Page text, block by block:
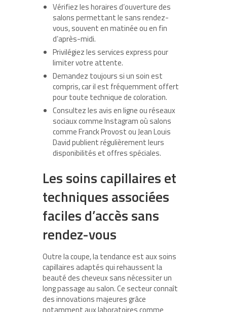
Vérifiez les horaires d’ouverture des
salons permettant le sans rendez-
vous, souvent en matinée ou en fin
d’après-midi.
Privilégiez les services express pour
limiter votre attente.
Demandez toujours si un soin est
compris, car il est fréquemment offert
pour toute technique de coloration.
Consultez les avis en ligne ou réseaux
sociaux comme Instagram où salons
comme Franck Provost ou Jean Louis
David publient régulièrement leurs
disponibilités et offres spéciales.
Les soins capillaires et
techniques associées
faciles d’accès sans
rendez-vous
Outre la coupe, la tendance est aux soins
capillaires adaptés qui rehaussent la
beauté des cheveux sans nécessiter un
long passage au salon. Ce secteur connaît
des innovations majeures grâce